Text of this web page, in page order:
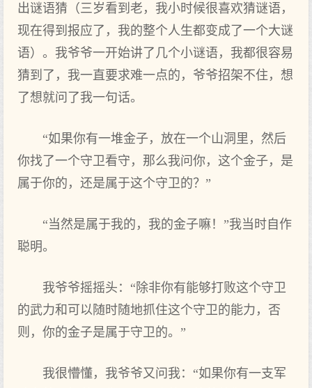
出谜语猜（三岁看到老，我小时候很喜欢猜谜语，
现在得到报应了，我的整个人生都变成了一个大谜
语）。我爷爷一开始讲了几个小谜语，我都很容易
猜到了，我一直要求难一点的，爷爷招架不住，想
了想就问了我一句话。
“如果你有一堆金子，放在一个山洞里，然后
你找了一个守卫看守，那么我问你，这个金子，是
属于你的，还是属于这个守卫的？”
“当然是属于我的，我的金子嘛！”我当时自作
聪明。
我爷爷摇摇头：“除非你有能够打败这个守卫
的武力和可以随时随地抓住这个守卫的能力，否
则，你的金子是属于守卫的。”
我很懵懂，我爷爷又问我：“如果你有一支军